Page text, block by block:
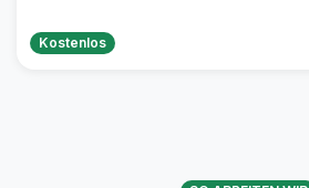
Kostenlos